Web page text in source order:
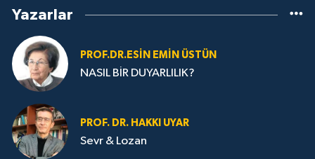
Yazarlar
PROF.DR.ESIN EMIN ÜSTÜN
NASIL BİR DUYARLILIK?
PROF. DR. HAKKI UYAR
Sevr & Lozan